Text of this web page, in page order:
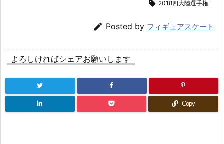
 2018四大陸選手権
 Posted by フィギュアスケート
よろしければシェアお願いします
Copy